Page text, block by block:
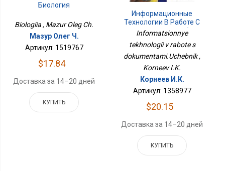
Биология
Biologiia , Mazur Oleg Ch.
Мазур Олег Ч.
Артикул: 1519767
$17.84
Доставка за 14–20 дней
КУПИТЬ
Информационные
Технологии В Работе С
Документами.Учебник
Informatsionnye
tekhnologii v rabote s
dokumentami.Uchebnik ,
Korneev I.K.
Корнеев И.К.
Артикул: 1358977
$20.15
Доставка за 14–20 дней
КУПИТЬ